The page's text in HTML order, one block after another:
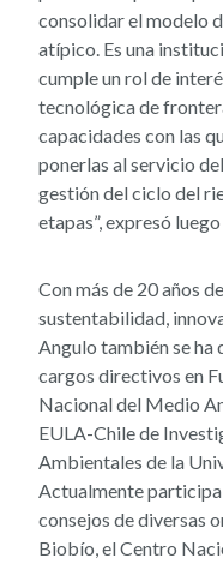
consolidar el modelo
atípico. Es una
cumple un rol de
tecnológica de
capacidades con las
ponerlas al servicio
gestión del ciclo del
etapas”, expresó
Con más de 20 años
sustentabilidad,
Angulo también se ha
cargos directivos en
Nacional del Medio
EULA-Chile de
Ambientales de la
Actualmente
consejos de diversas
Biobío, el Centro